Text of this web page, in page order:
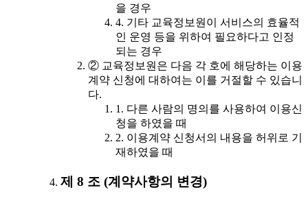
을 경우
4. 기타 교육정보원이 서비스의 효율적
인 운영 등을 위하여 필요하다고 인정
되는 경우
② 교육정보원은 다음 각 호에 해당하는 이용
계약 신청에 대하여는 이를 거절할 수 있습니
다.
1. 다른 사람의 명의를 사용하여 이용신
청을 하였을 때
2. 이용계약 신청서의 내용을 허위로 기
재하였을 때
제 8 조 (계약사항의 변경)